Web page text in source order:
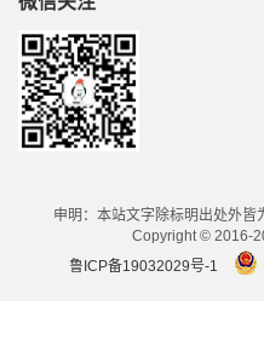
申明：本站文字除标明出处外皆
Copyright © 2016-
鲁ICP备19032029号-1